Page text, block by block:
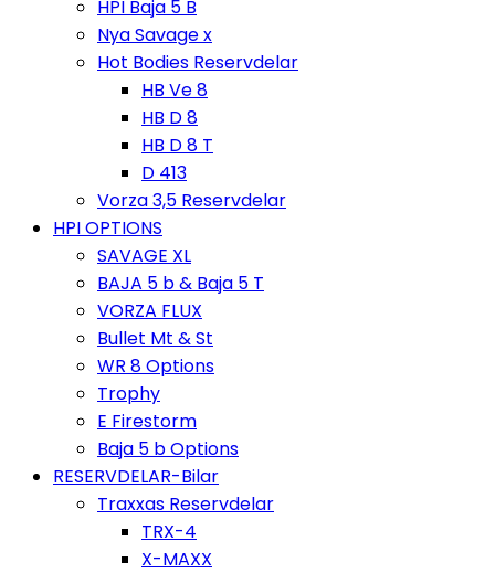
HPI Baja 5 B
Nya Savage x
Hot Bodies Reservdelar
HB Ve 8
HB D 8
HB D 8 T
D 413
Vorza 3,5 Reservdelar
HPI OPTIONS
SAVAGE XL
BAJA 5 b & Baja 5 T
VORZA FLUX
Bullet Mt & St
WR 8 Options
Trophy
E Firestorm
Baja 5 b Options
RESERVDELAR-Bilar
Traxxas Reservdelar
TRX-4
X-MAXX